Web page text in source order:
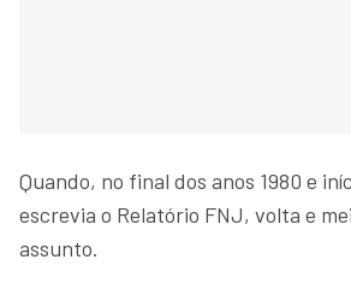
Quando, no final dos anos 1980 e
escrevia o Relatório FNJ, volta e
assunto.